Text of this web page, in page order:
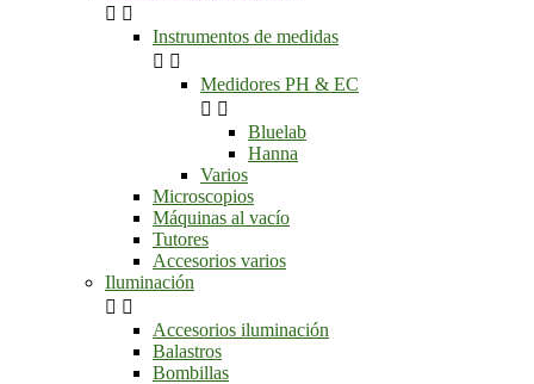
 
Instrumentos de medidas
 
Medidores PH & EC
 
Bluelab
Hanna
Varios
Microscopios
Máquinas al vacío
Tutores
Accesorios varios
Iluminación
 
Accesorios iluminación
Balastros
Bombillas